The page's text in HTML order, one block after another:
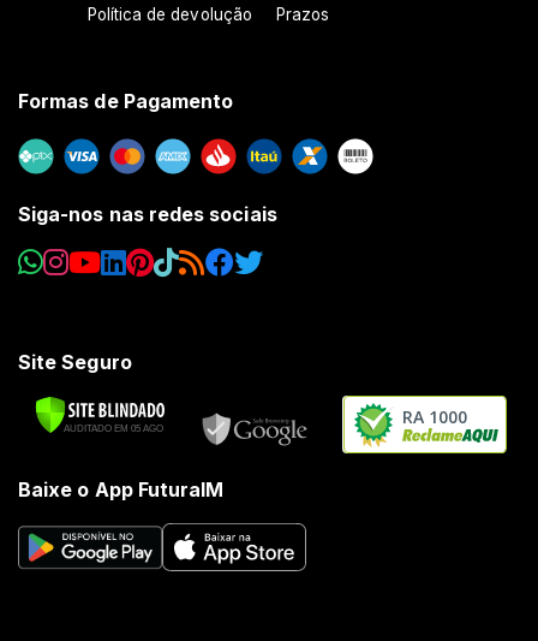
Política de devolução Prazos
Formas de Pagamento
Siga-nos nas redes sociais
Site Seguro
RA 1000
Baixe o App FuturaIM